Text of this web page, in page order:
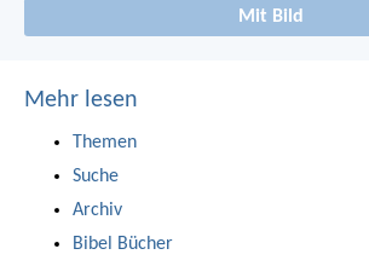
Mit Bild
Mehr lesen
Themen
Suche
Archiv
Bibel Bücher